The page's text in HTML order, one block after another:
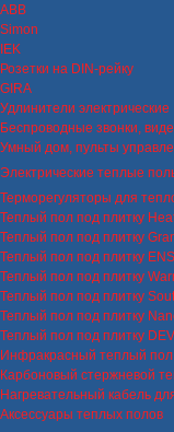
ABB
Simon
IEK
Розетки на DIN-рейку
GIRA
Удлинители электрические
Беспроводные звонки,
Умный дом, пульты
Электрические теплые
Терморегуляторы для
Теплый пол под плитку
Теплый пол под плитку
Теплый пол под плитку
Теплый пол под плитку
Теплый пол под плитку
Теплый пол под плитку
Теплый пол под плитку
Инфракрасный теплый
Карбоновый стержневой
Нагревательный кабель
Аксессуары теплых полов